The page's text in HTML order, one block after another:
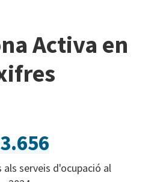
Activa en
als serveis d'ocupació al